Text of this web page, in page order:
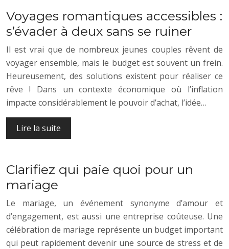
Voyages romantiques accessibles :
s’évader à deux sans se ruiner
Il est vrai que de nombreux jeunes couples rêvent de
voyager ensemble, mais le budget est souvent un frein.
Heureusement, des solutions existent pour réaliser ce
rêve ! Dans un contexte économique où l’inflation
impacte considérablement le pouvoir d’achat, l’idée…
Lire la suite
Clarifiez qui paie quoi pour un
mariage
Le mariage, un événement synonyme d’amour et
d’engagement, est aussi une entreprise coûteuse. Une
célébration de mariage représente un budget important
qui peut rapidement devenir une source de stress et de